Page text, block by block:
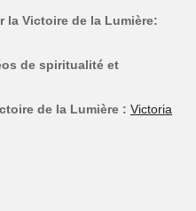
la Victoire de la Lumière:
de spiritualité et
de la Lumière : Victoria